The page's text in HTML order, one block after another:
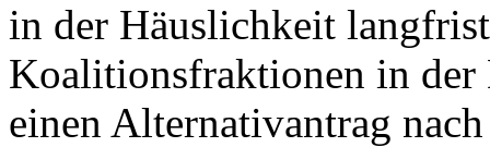
in der Häuslichkeit
Koalitionsfraktionen in der
einen Alternativantrag